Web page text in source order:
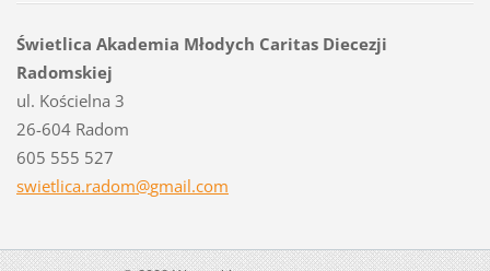
Świetlica Akademia Młodych Caritas Diecezji
Radomskiej
ul. Kościelna 3
26-604 Radom
605 555 527
swietlica.radom@gmail.com